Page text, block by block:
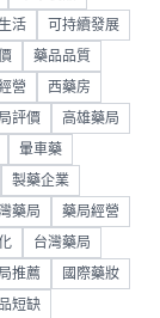
活 可持續發展
藥品品質
營 西藥房
評價 高雄藥局
暈車藥
製藥企業
藥局 藥局經營
台灣藥局
推薦 國際藥妝
短缺